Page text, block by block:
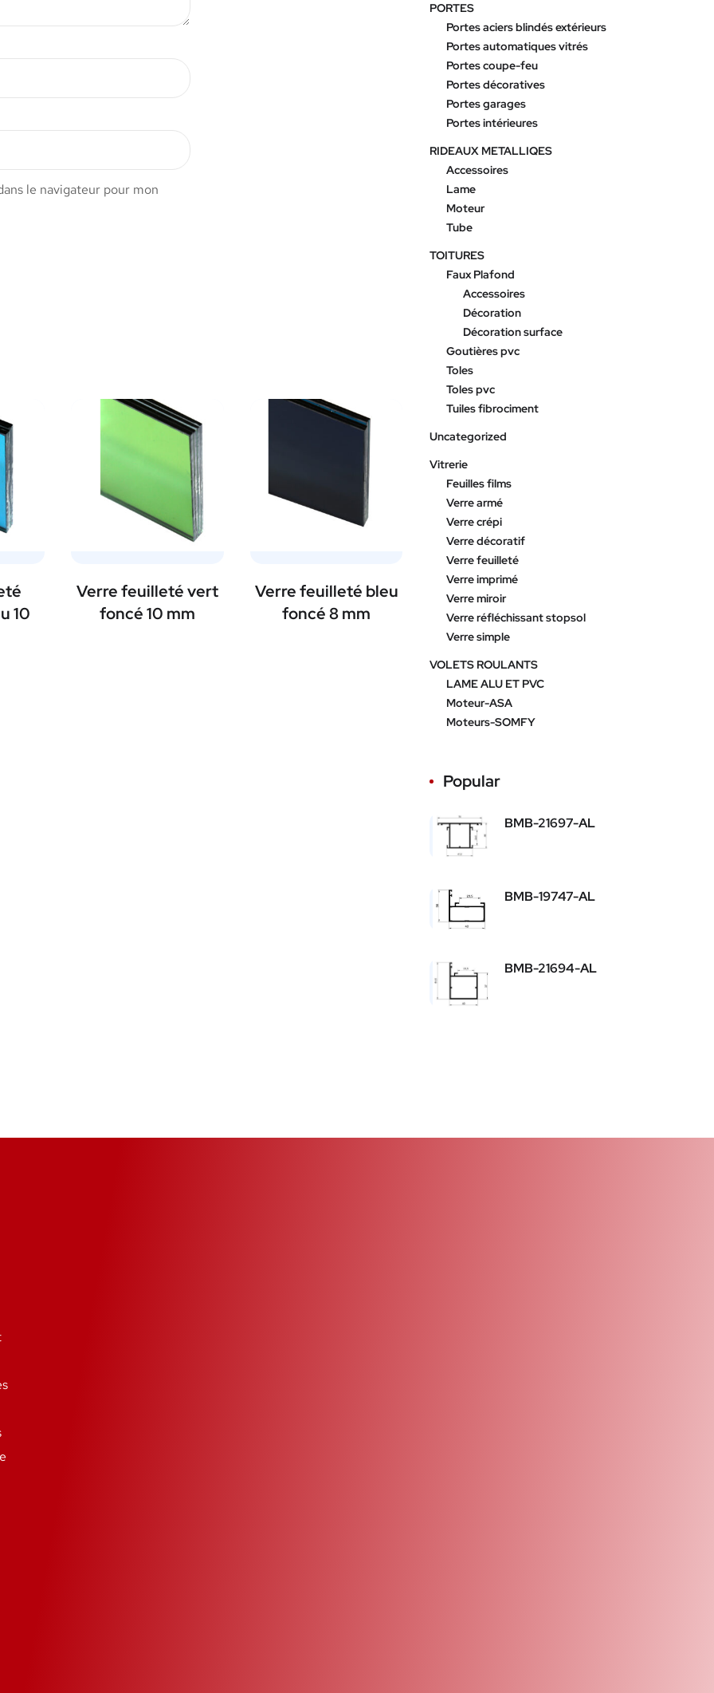
le navigateur pour mon
10
Verre feuilleté vert
foncé 10 mm
Verre feuilleté bleu
foncé 8 mm
PORTES
Portes aciers blindés extérieurs
Portes automatiques vitrés
Portes coupe-feu
Portes décoratives
Portes garages
Portes intérieures
RIDEAUX METALLIQES
Accessoires
Lame
Moteur
Tube
TOITURES
Faux Plafond
Accessoires
Décoration
Décoration surface
Goutières pvc
Toles
Toles pvc
Tuiles fibrociment
Uncategorized
Vitrerie
Feuilles films
Verre armé
Verre crépi
Verre décoratif
Verre feuilleté
Verre imprimé
Verre miroir
Verre réfléchissant stopsol
Verre simple
VOLETS ROULANTS
LAME ALU ET PVC
Moteur-ASA
Moteurs-SOMFY
Popular
BMB-21697-AL
BMB-19747-AL
BMB-21694-AL